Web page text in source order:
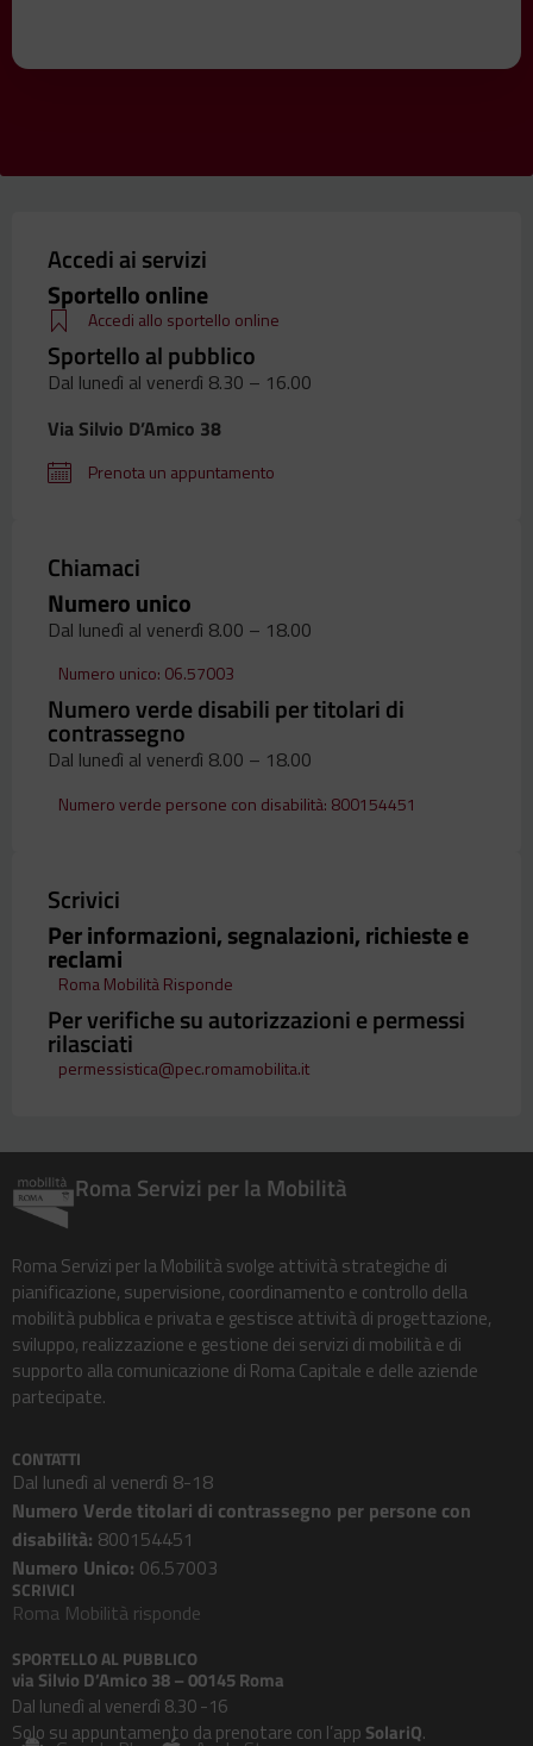
Accedi ai servizi
Sportello online
Accedi allo sportello online
Sportello al pubblico
Dal lunedì al venerdì 8.30 – 16.00
Via Silvio D’Amico 38
Prenota un appuntamento
Chiamaci
Numero unico
Dal lunedì al venerdì 8.00 – 18.00
Numero unico: 06.57003
Numero verde disabili per titolari di
contrassegno
Dal lunedì al venerdì 8.00 – 18.00
Numero verde persone con disabilità: 800154451
Scrivici
Per informazioni, segnalazioni, richieste e
reclami
Roma Mobilità Risponde
Per verifiche su autorizzazioni e permessi
rilasciati
permessistica@pec.romamobilita.it
Roma Servizi per la Mobilità
Roma Servizi per la Mobilità svolge attività strategiche di
pianificazione, supervisione, coordinamento e controllo della
mobilità pubblica e privata e gestisce attività di progettazione,
sviluppo, realizzazione e gestione dei servizi di mobilità e di
supporto alla comunicazione di Roma Capitale e delle aziende
partecipate.
CONTATTI
Dal lunedì al venerdì 8-18
Numero Verde titolari di contrassegno per persone con
disabilità: 800154451
Numero Unico: 06.57003
SCRIVICI
Roma Mobilità risponde
SPORTELLO AL PUBBLICO
via Silvio D’Amico 38 – 00145 Roma
Dal lunedì al venerdì 8.30 -16
Solo su appuntamento da prenotare con l’app SolariQ.